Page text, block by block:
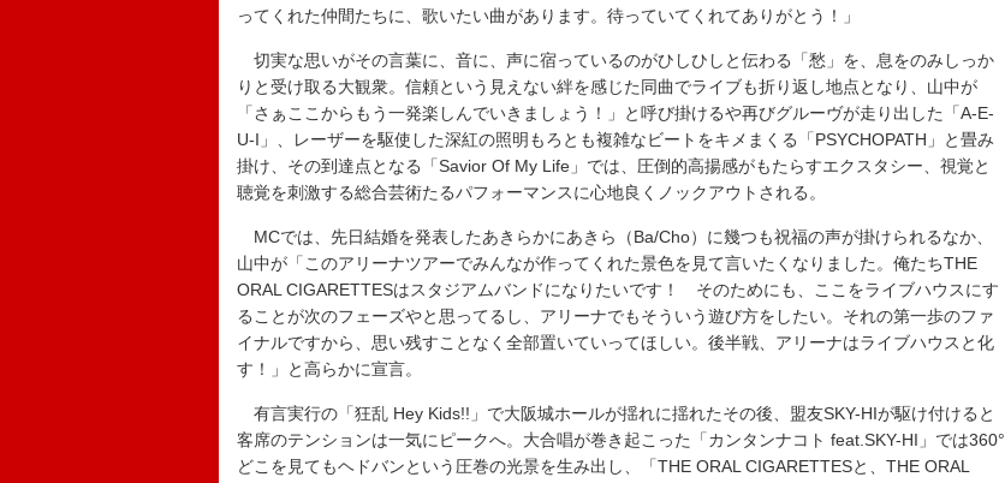
ってくれた仲間たちに、歌いたい曲があります。待っていてくれてありがとう！」
切実な思いがその言葉に、音に、声に宿っているのがひしひしと伝わる「愁」を、息をのみしっか
りと受け取る大観衆。信頼という見えない絆を感じた同曲でライブも折り返し地点となり、山中が
「さぁここからもう一発楽しんでいきましょう！」と呼び掛けるや再びグルーヴが走り出した「A-E-
U-I」、レーザーを駆使した深紅の照明もろとも複雑なビートをキメまくる「PSYCHOPATH」と畳み
掛け、その到達点となる「Savior Of My Life」では、圧倒的高揚感がもたらすエクスタシー、視覚と
聴覚を刺激する総合芸術たるパフォーマンスに心地良くノックアウトされる。
MCでは、先日結婚を発表したあきらかにあきら（Ba/Cho）に幾つも祝福の声が掛けられるなか、
山中が「このアリーナツアーでみんなが作ってくれた景色を見て言いたくなりました。俺たちTHE
ORAL CIGARETTESはスタジアムバンドになりたいです！ そのためにも、ここをライブハウスにす
ることが次のフェーズやと思ってるし、アリーナでもそういう遊び方をしたい。それの第一歩のファ
イナルですから、思い残すことなく全部置いていってほしい。後半戦、アリーナはライブハウスと化
す！」と高らかに宣言。
有言実行の「狂乱 Hey Kids!!」で大阪城ホールが揺れに揺れたその後、盟友SKY-HIが駆け付けると
客席のテンションは一気にピークへ。大合唱が巻き起こった「カンタンナコト feat.SKY-HI」では360°
どこを見てもヘドバンという圧巻の光景を生み出し、「THE ORAL CIGARETTESと、THE ORAL